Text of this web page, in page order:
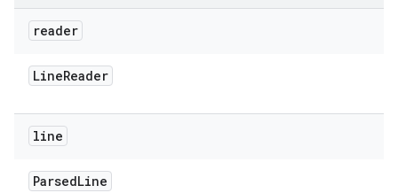
reader
LineReader
line
ParsedLine